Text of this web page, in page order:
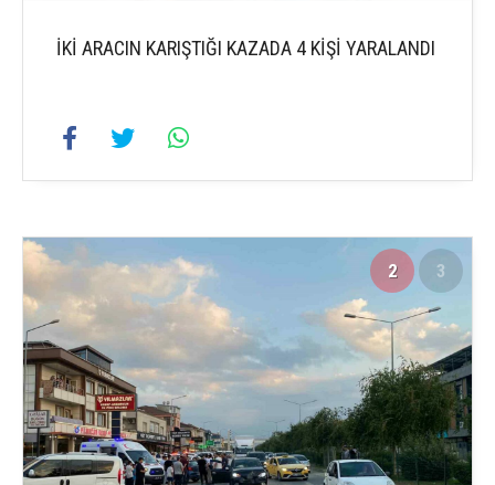
İKİ ARACIN KARIŞTIĞI KAZADA 4 KİŞİ YARALANDI
2 3